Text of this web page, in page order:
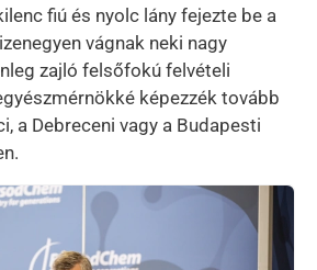
fiú és nyolc lány fejezte be a
vágnak neki nagy
zajló felsőfokú felvételi
képezzék tovább
a Debreceni vagy a Budapesti